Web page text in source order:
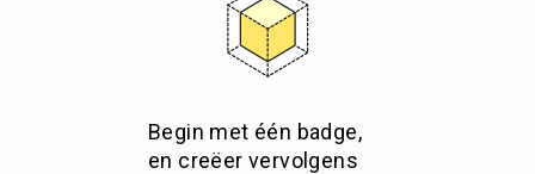
Begin met één badge,
en creëer vervolgens